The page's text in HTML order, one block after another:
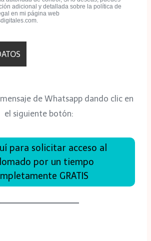
adicional y detallada sobre la política de
en mi página web
de Whatsapp dando clic en
el siguiente botón:
para solicitar acceso al
por un tiempo
GRATIS